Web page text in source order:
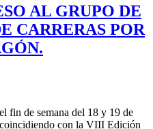
AL GRUPO DE
CARRERAS POR
fin de semana del 18 y 19 de
con la VIII Edición